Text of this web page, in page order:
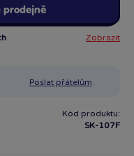
prodejně
Zobrazit
Poslat přátelům
Kód produktu:
SK-107F